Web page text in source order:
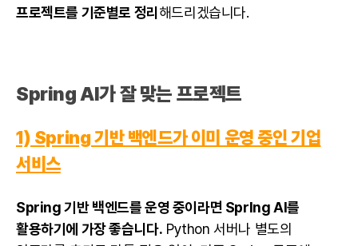
프로젝트를 기준별로 정리해드리겠습니다.
Spring AI가 잘 맞는 프로젝트
1) Spring 기반 백엔드가 이미 운영 중인 기업
서비스
Spring 기반 백엔드를 운영 중이라면 SprIng AI를
활용하기에 가장 좋습니다. Python 서버나 별도의